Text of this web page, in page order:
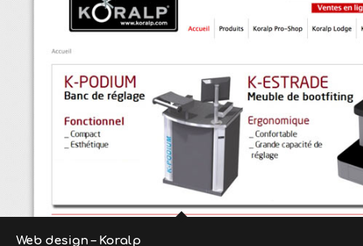
Web design – Koralp